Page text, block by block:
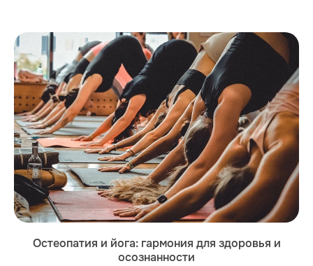
Остеопатия и йога: гармония для здоровья и
осознанности